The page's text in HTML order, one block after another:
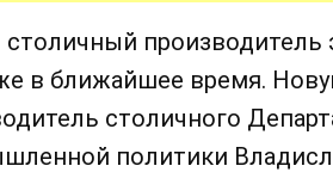
производитель
в ближайшее время.
столичного
политики